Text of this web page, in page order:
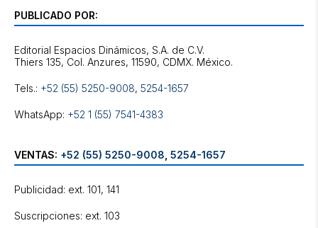
PUBLICADO POR:
Editorial Espacios Dinámicos, S.A. de C.V.
Tels.: +52 (55) 5250-9008, 5254-1657
WhatsApp: +52 1 (55) 7541-4383
VENTAS: +52 (55) 5250-9008 5254-1657
Publicidad: ext. 101, 141
Suscripciones: ext. 103